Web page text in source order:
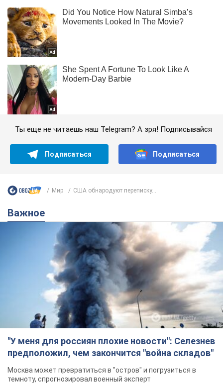
Ты еще не читаешь наш Telegram? А зря! Подписывайся
Подписаться Подписаться
Мир США обнародуют переписку...
Важное
"У меня для россиян плохие новости": Селезнев
предположил, чем закончится "война складов"
Москва может превратиться в "остров" и погрузиться в
темноту, спрогнозировал военный эксперт